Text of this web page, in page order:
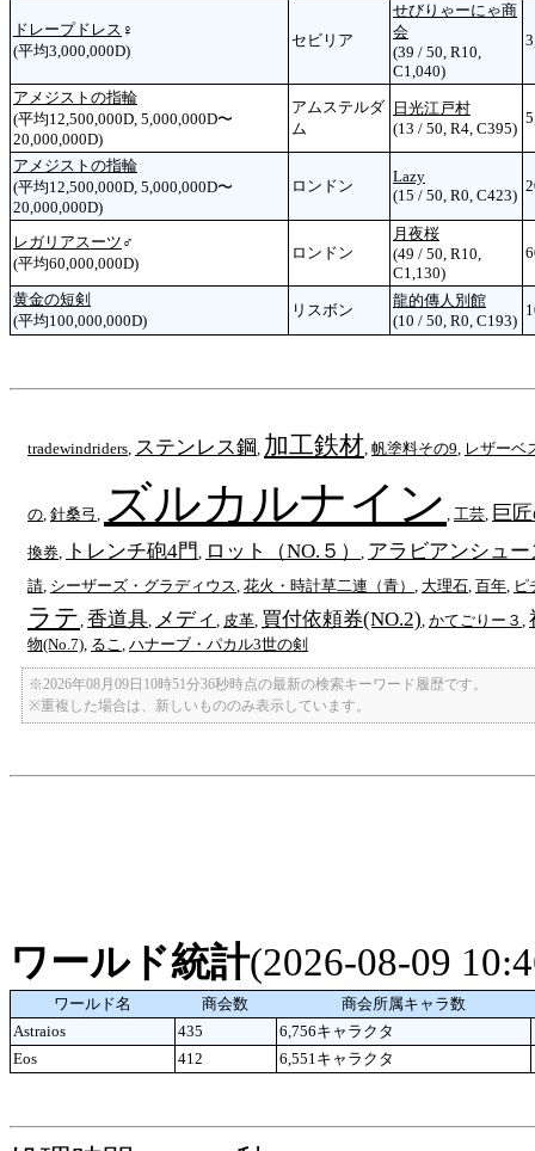
ドレープドレス ♀
(平均3,000,000D)
セビリア
せびりゃーにゃ商
会
(39 / 50, R10,
C1,040)
アメジストの指輪
(平均12,500,000D, 5,000,000D〜
20,000,000D)
アムステルダ
ム
日光江戸村
(13 / 50, R4, C395)
アメジストの指輪
(平均12,500,000D, 5,000,000D〜
20,000,000D)
ロンドン
Lazy
(15 / 50, R0, C423)
レガリアスーツ ♂
(平均60,000,000D)
ロンドン
月夜桜
(49 / 50, R10,
C1,130)
黄金の短剣
(平均100,000,000D)
リスボン
龍的傳人別館
(10 / 50, R0, C193)
tradewindriders ステンレス鋼 加工鉄材 帆塗料その9 レザーベ
の 針桑弓 ズルカルナイン 工芸 巨
換券 トレンチ砲4門 ロット（NO.５） アラビアンシュー
請 シーザーズ・グラディウス 花火・時計草二連（青） 大理石 百年 ピ
ラテ 香道具 メディ 皮革 買付依頼券(NO.2) かてごりー３
物(No.7) るこ ハナーブ・パカル3世の剣
※2026年08月09日10時51分36秒時点の最新の検索キーワード履歴です。
※重複した場合は、新しいもののみ表示しています。
ワールド統計(2026-08-09
ワールド名 商会数
商会所属キャラ数
Astraios
435 6,756キャラクタ
Eos
412 6,551キャラクタ